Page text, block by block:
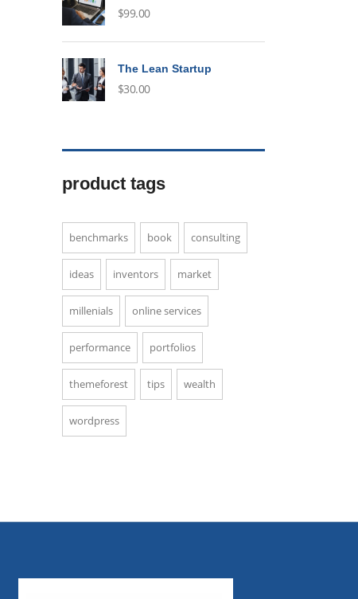
$99.00
The Lean Startup
$30.00
product tags
benchmarks book consulting
ideas inventors market
millenials online services
performance portfolios
themeforest tips wealth
wordpress